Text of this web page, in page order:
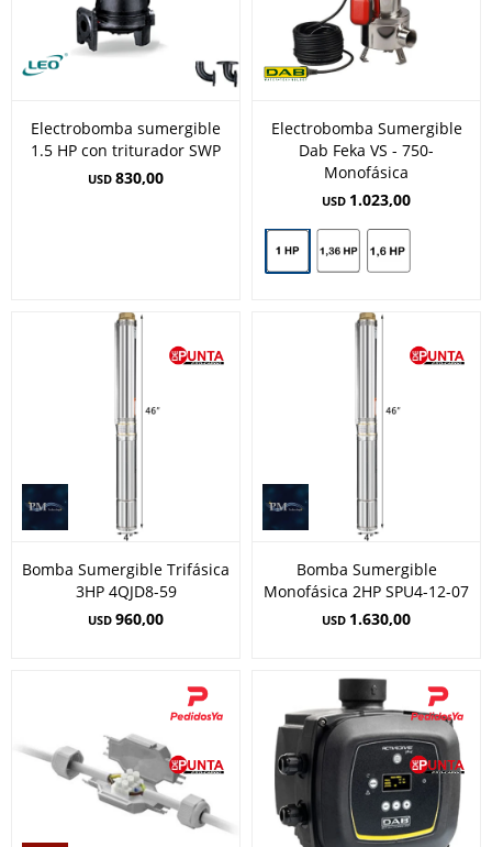
Electrobomba sumergible
1.5 HP con triturador SWP
USD 830,00
Electrobomba Sumergible
Dab Feka VS - 750-
Monofásica
USD 1.023,00
Bomba Sumergible Trifásica
3HP 4QJD8-59
USD 960,00
Bomba Sumergible
Monofásica 2HP SPU4-12-07
USD 1.630,00